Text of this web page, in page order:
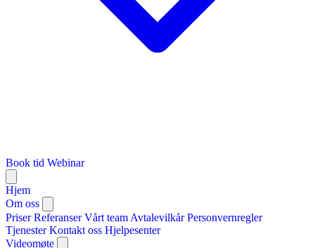
Book tid Webinar
Hjem
Om oss
Priser Referanser Vårt team Avtalevilkår Personvernregler
Tjenester Kontakt oss Hjelpesenter
Videomøte